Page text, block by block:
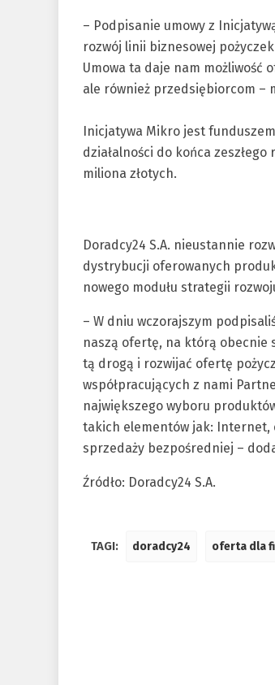
– Podpisanie umowy z
rozwój linii biznesowej
Umowa ta daje nam możliwość
ale również przedsiębiorcom –
Inicjatywa Mikro jest
działalności do końca
miliona złotych.
Doradcy24 S.A. nieustannie
dystrybucji oferowanych
nowego modułu strategii
– W dniu wczorajszym
naszą ofertę, na którą obecnie
tą drogą i rozwijać ofertę
współpracujących z nami
największego wyboru
takich elementów jak: Internet,
sprzedaży bezpośredniej –
Źródło: Doradcy24 S.A.
TAGI: doradcy24 oferta dla